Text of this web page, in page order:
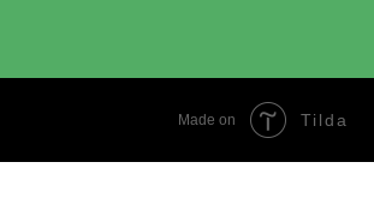
Made on Tilda